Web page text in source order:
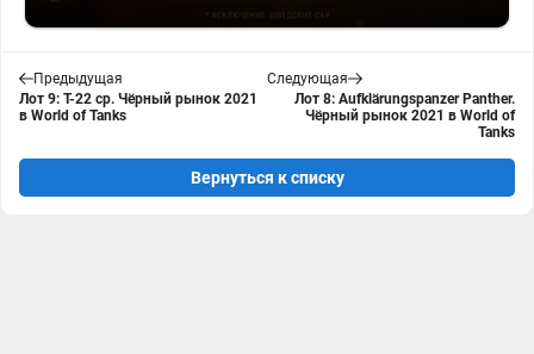
Предыдущая
Лот 9: Т-22 ср. Чёрный рынок 2021
в World of Tanks
Следующая
Лот 8: Aufklärungspanzer Panther.
Чёрный рынок 2021 в World of
Tanks
Вернуться к списку